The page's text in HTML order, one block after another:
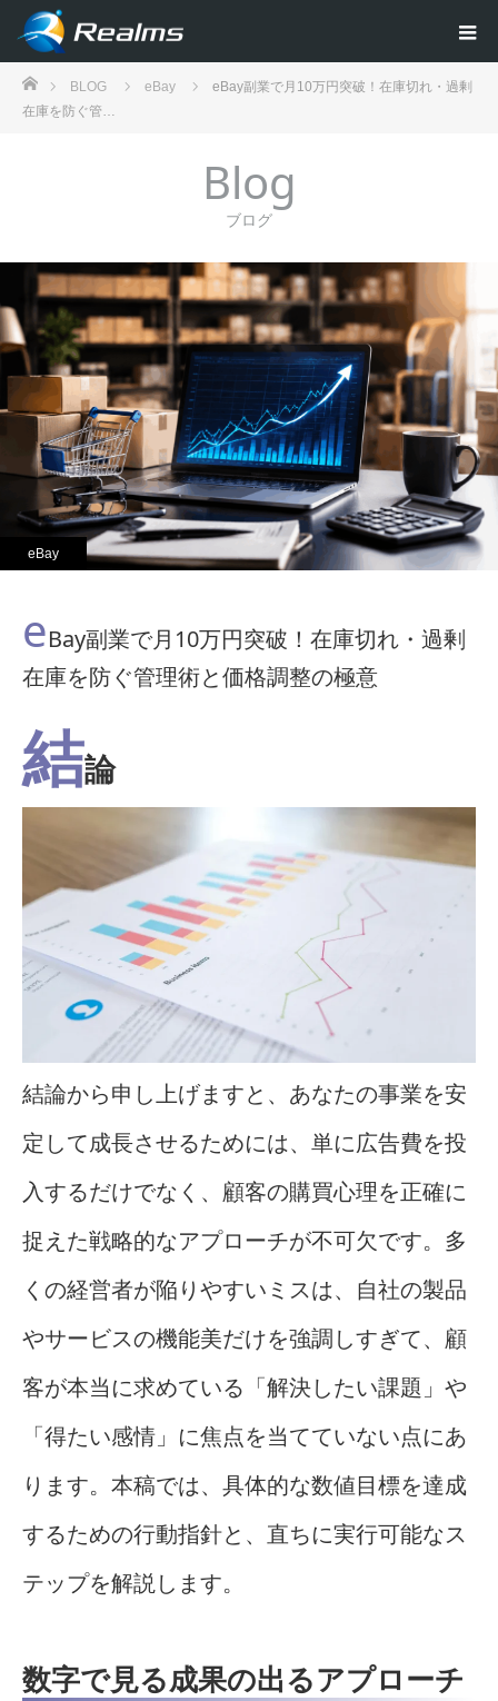
ホームBLOG eBay
eBay副業で月10万円突破！在庫切れ・過剰
在庫を防ぐ管…
Blog
ブログ
eBay
eBay副業で月10万円突破！在庫切れ・過剰
在庫を防ぐ管理術と価格調整の極意
結論
結論から申し上げますと、あなたの事業を安
定して成長させるためには、単に広告費を投
入するだけでなく、顧客の購買心理を正確に
捉えた戦略的なアプローチが不可欠です。多
くの経営者が陥りやすいミスは、自社の製品
やサービスの機能美だけを強調しすぎて、顧
客が本当に求めている「解決したい課題」や
「得たい感情」に焦点を当てていない点にあ
ります。本稿では、具体的な数値目標を達成
するための行動指針と、直ちに実行可能なス
テップを解説します。
数字で見る成果の出るアプローチ